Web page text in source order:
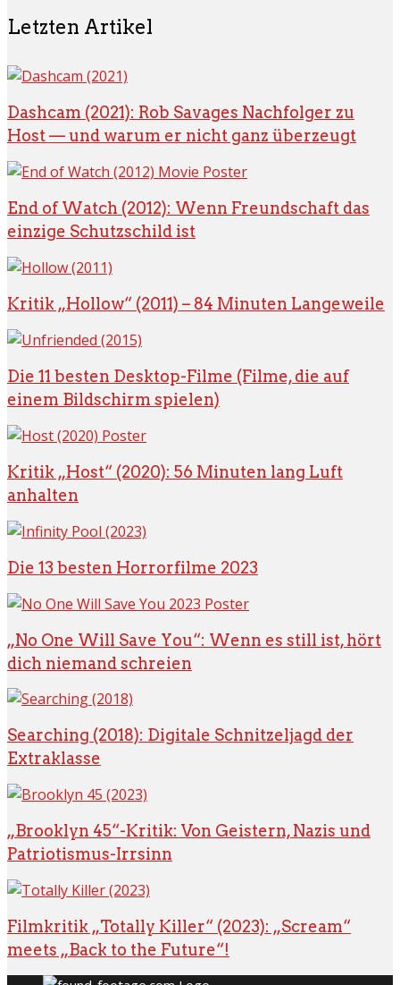
Letzten Artikel
Dashcam (2021): Rob Savages Nachfolger zu
Host — und warum er nicht ganz überzeugt
End of Watch (2012): Wenn Freundschaft das
einzige Schutzschild ist
Kritik „Hollow“ (2011) – 84 Minuten Langeweile
Die 11 besten Desktop-Filme (Filme, die auf
einem Bildschirm spielen)
Kritik „Host“ (2020): 56 Minuten lang Luft
anhalten
Die 13 besten Horrorfilme 2023
„No One Will Save You“: Wenn es still ist, hört
dich niemand schreien
Searching (2018): Digitale Schnitzeljagd der
Extraklasse
„Brooklyn 45“-Kritik: Von Geistern, Nazis und
Patriotismus-Irrsinn
Filmkritik „Totally Killer“ (2023): „Scream“
meets „Back to the Future“!